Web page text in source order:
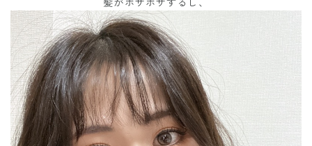
髪がボサボサするし、